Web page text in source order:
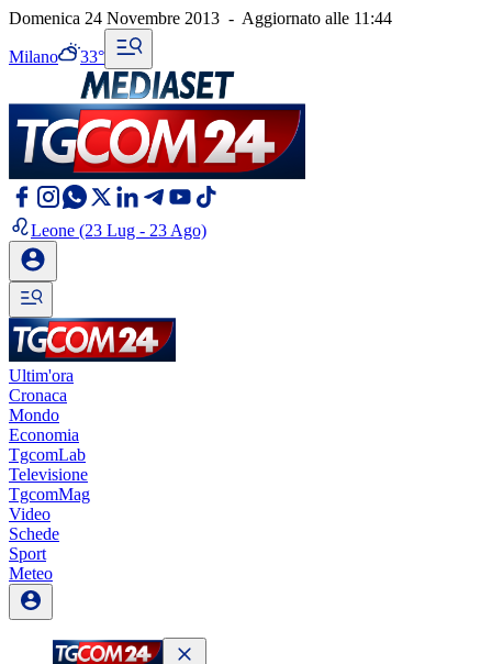
Domenica 24 Novembre 2013 - Aggiornato alle 11:44
Milano 33°
Leone (23 Lug - 23 Ago)
Ultim'ora
Cronaca
Mondo
Economia
TgcomLab
Televisione
TgcomMag
Video
Schede
Sport
Meteo